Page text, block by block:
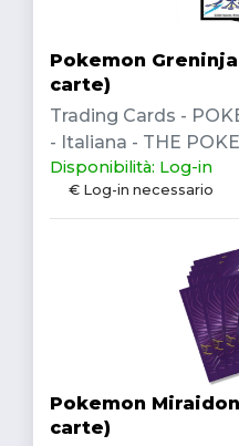
Pokemon
carte)
Trading Cards -
- Italiana - THE
Disponibilità: Log-in
€ Log-in necessario
Pokemon
carte)